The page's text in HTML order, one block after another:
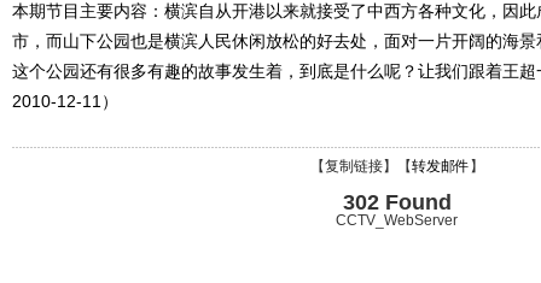
本期节目主要内容：横滨自从开港以来就接受了中西方各种文化，因
市，而山下公园也是横滨人民休闲放松的好去处，面对一片开阔的海
这个公园还有很多有趣的故事发生着，到底是什么呢？让我们跟着王
2010-12-11）
【复制链接】【转发邮件 】
302 Found
CCTV_WebServer